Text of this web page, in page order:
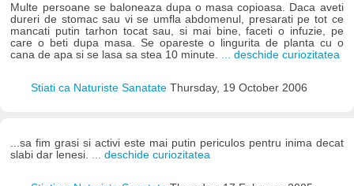
Multe persoane se baloneaza dupa o masa copioasa. Daca aveti
dureri de stomac sau vi se umfla abdomenul, presarati pe tot ce
mancati putin tarhon tocat sau, si mai bine, faceti o infuzie, pe
care o beti dupa masa. Se opareste o lingurita de planta cu o
cana de apa si se lasa sa stea 10 minute.
... deschide curiozitatea
Stiati ca Naturiste Sanatate Thursday, 19 October 2006
...sa fim grasi si activi este mai putin periculos pentru inima decat
slabi dar lenesi.
... deschide curiozitatea